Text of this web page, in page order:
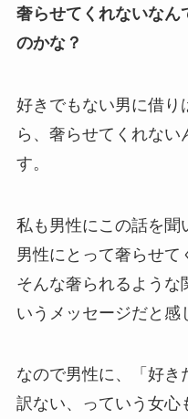
奢らせてくれないなん
のかな？
好きでもない男に借り
ら、奢らせてくれな
す。
私も男性にこの話を聞
男性にとって奢らせて
そんな奢られるような
いうメッセージだと感
なので男性に、「好き
訳ない、っていう女心